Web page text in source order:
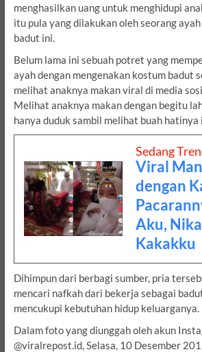
menghasilkan uang untuk menghidupi
itu pula yang dilakukan oleh seorang
badut ini.
Belum lama ini sebuah potret yang
ayah dengan mengenakan kostum badut
melihat anaknya makan viral di media
Melihat anaknya makan dengan begitu
hanya duduk sambil melihat buah hatinya
Sedang
Viral
dengan
Aku,
Kakakku
Dihimpun dari berbagi sumber, pria
mencari nafkah dari bekerja sebagai
mencukupi kebutuhan hidup keluarganya.
Dalam foto yang diunggah oleh akun
@viralrepost.id, Selasa, 10 Desember